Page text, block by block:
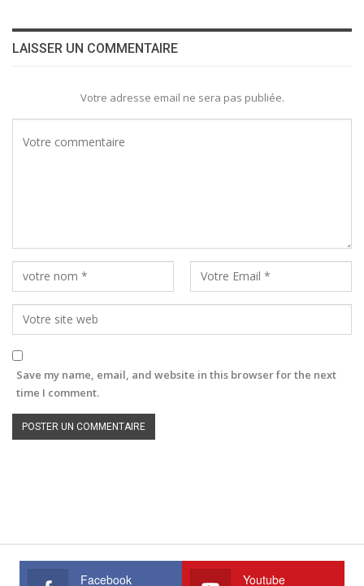
LAISSER UN COMMENTAIRE
Votre adresse email ne sera pas publiée.
Save my name, email, and website in this browser for the next
time I comment.
Facebook Youtube